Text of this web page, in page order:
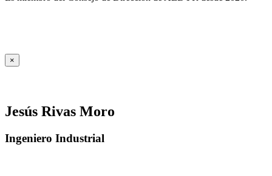
×
Jesús Rivas Moro
Ingeniero Industrial